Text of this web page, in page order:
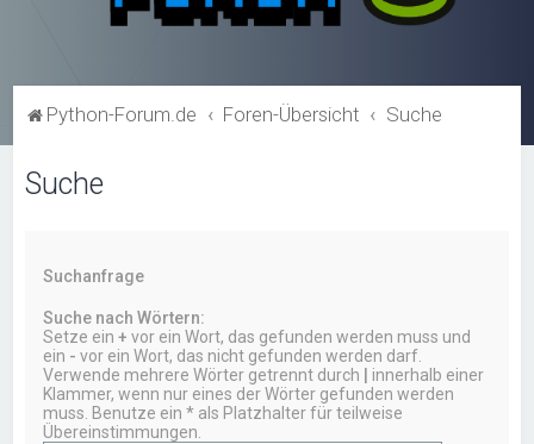
Python-Forum.de Foren-Übersicht Suche
Suche
Suchanfrage
Suche nach Wörtern:
Setze ein+ vor ein Wort, das gefunden werden muss und
ein - vor ein Wort, das nicht gefunden werden darf.
Verwende mehrere Wörter getrennt durch
innerhalb einer
Klammer, wenn nur eines der Wörter gefunden werden
muss. Benutze ein * als Platzhalter für teilweise
Übereinstimmungen.